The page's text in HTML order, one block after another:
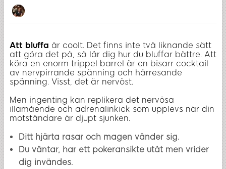
Att bluffa är coolt. Det finns inte två liknande sätt
att göra det på, så lär dig hur du bluffar bättre. Att
köra en enorm trippel barrel är en bisarr cocktail
av nervpirrande spänning och hårresande
spänning. Visst, det är nervöst.
Men ingenting kan replikera det nervösa
illamående och adrenalinkick som upplevs när din
motståndare är djupt sjunken.
Ditt hjärta rasar och magen vänder sig.
Du väntar, har ett pokeransikte utåt men vrider
dig invändes.